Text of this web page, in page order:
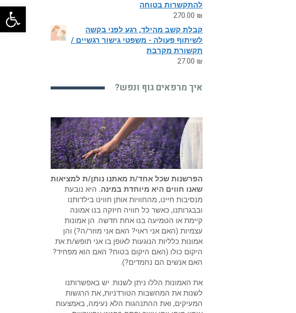
להתקשרות בטוחה
270.00 ₪
קבלת קשב מהילד, רגע לפני בקשה
לשיתוף פעולה - משפטי גישור רגשיים /
תקשורת מקרבת
27.00 ₪
איך מרפאים גוף ונפש?
הפרשנות שכל אחד/ת מאתנו נותן/ת למציאות
שאנו חווים היא מיוחדת במינה. היא נובעת
מנסיבות חיינו, מהחוויות אותן חווינו בילדותנו
ובבגרותנו, כאשר כל חוויה חיזקה בנו אמונה
קיימת או הטמיעה בנו אחת חדשה. הן אמונות
עצמיות (האם אני ראוי? האם אני מוזר/ה?) והן
אמונות כלליות הנוגעות לאופן בו אני תופש/ת את
היקום כולו (האם היקום בטוח? האם הוא מפחיד?
האם אנשים הם נחמדים?).
את האמונות הללו ניתן לשנות. יש באפשרותנו
לשנות את המחשבות הטורדניות, את הרגשות
המעיקים, ואת ההתנהגות הלא נעימה, באמצעות